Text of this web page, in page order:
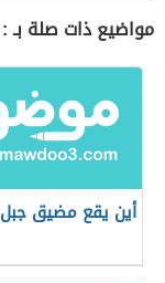
مواضيع ذات صلة بـ
أين يقع مضيق